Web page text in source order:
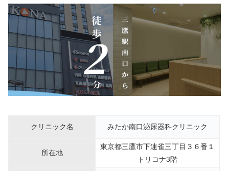
クリニック名 みたか南口泌尿器科クリニック
所在地
東京都三鷹市下連雀三丁目３６番１
トリコナ3階